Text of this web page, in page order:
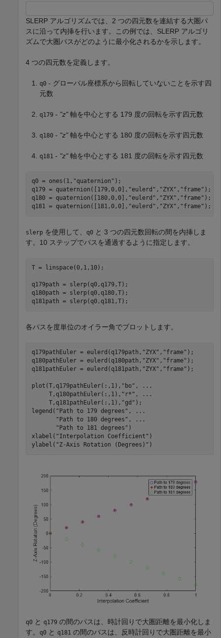
SLERP アルゴリズムでは、2 つの四元数を連結する大圏パ
スに沿って内挿を行います。この例では、SLERP アルゴリ
ズムで大圏パスがどのように最小化されるかを示します。
4 つの四元数を定義します。
q0 - グローバル座標系から回転していないことを示す四
元数
q179 - "z"軸を中心とする 179 度の回転を示す四元数
q180 - "z"軸を中心とする 180 度の回転を示す四元数
q181 - "z"軸を中心とする 181 度の回転を示す四元数
q0 = ones(1, "quaternion" );
q179 = quaternion([179,0,0], "eulerd" , "ZYX" , "frame" );
q180 = quaternion([180,0,0], "eulerd" , "ZYX" , "frame" );
q181 = quaternion([181,0,0], "eulerd" , "ZYX" , "frame" );
slerp を使用して、 q0 と 3 つの四元数回転の間を内挿しま
す。10 ステップでパスを通過するように指定します。
T = linspace(0,1,10);
q179path = slerp(q0,q179,T);
q180path = slerp(q0,q180,T);
q181path = slerp(q0,q181,T);
各パスを度単位のオイラー角でプロットします。
q179pathEuler = eulerd(q179path, "ZYX" , "frame" );
q180pathEuler = eulerd(q180path, "ZYX" , "frame" );
q181pathEuler = eulerd(q181path, "ZYX" , "frame" );
plot(T,q179pathEuler(:,1), "bo" ,
...
     T,q180pathEuler(:,1),
"r*" ,
...
     T,q181pathEuler(:,1),
"gd" );
legend( "Path to 179 degrees" ,
...
"Path to 180 degrees" ,
...
"Path to 181 degrees" )
xlabel( "Interpolation Coefficient" )
ylabel( "Z-Axis Rotation (Degrees)" )
q0 と q179 の間のパスは、時計回りで大圏距離を最小化しま
す。
q0 と q181 の間のパスは、反時計回りで大圏距離を最小